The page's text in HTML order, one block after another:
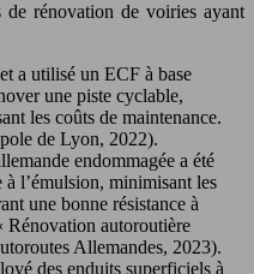
de rénovation de voiries ayant
a utilisé un ECF à base
une piste cyclable,
les coûts de maintenance.
de Lyon, 2022).
endommagée a été
l’émulsion, minimisant les
une bonne résistance à
Rénovation autoroutière
Allemandes, 2023).
des enduits superficiels à